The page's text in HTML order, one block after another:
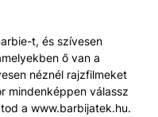
t, és szívesen
ő van a
néznél rajzfilmeket
mindenképpen válassz
a www.barbijatek.hu.